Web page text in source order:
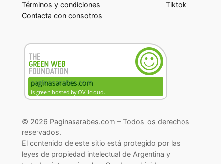
Términos y condiciones
Contacta con consotros
Tiktok
© 2026 Paginasarabes.com – Todos los derechos
reservados.
El contenido de este sitio está protegido por las
leyes de propiedad intelectual de Argentina y